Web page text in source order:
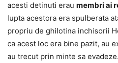
acesti detinuti erau membri ai
lupta acestora era spulberata
propriu de ghilotina inchisorii
ca acest loc era bine pazit, au
au trecut prin minte sa